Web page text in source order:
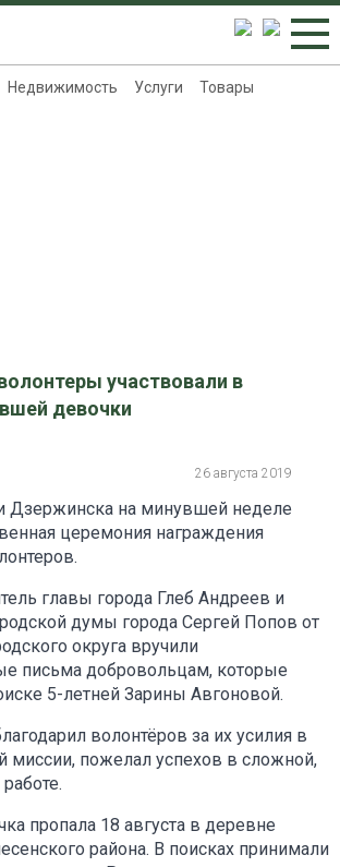
Недвижимость Услуги Товары
участвовали в
девочки
26 августа 2019
Дзержинска на минувшей неделе
церемония награждения
главы города Глеб Андреев и
думы города Сергей Попов от
округа вручили
письма добровольцам, которые
5-летней Зарины Авгоновой.
волонтёров за их усилия в
миссии, пожелал успехов в сложной,
пропала 18 августа в деревне
района. В поисках принимали